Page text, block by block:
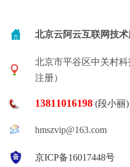
北京云阿云互联网技术
北京市平谷区中关村
注册）
13811016198 (段小丽)
hmszvip@163.com
京ICP备16017448号